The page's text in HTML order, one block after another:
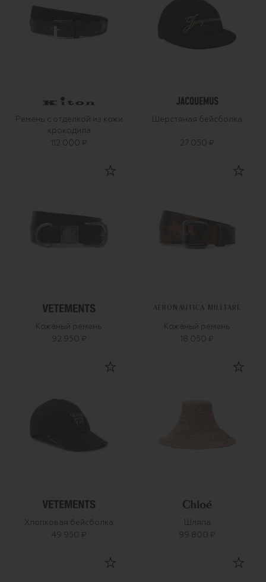
Ремень с отделкой из кожи
крокодила
112 000 ₽
Шерстяная бейсболка
27 050 ₽
Кожаный ремень
92 950 ₽
AERONAUTICA MILITARE
Кожаный ремень
18 050 ₽
Хлопковая бейсболка
49 950 ₽
Шляпа
99 800 ₽